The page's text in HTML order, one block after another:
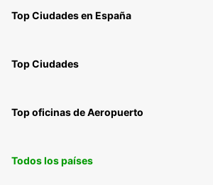
Top Ciudades en España
Top Ciudades
Top oficinas de Aeropuerto
Todos los países